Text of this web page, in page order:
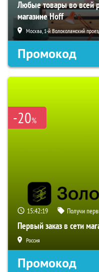
Любые товары во всей
магазине Hoff
Москва, 1-й Волоколамский
Промокод
-20%
15:42:18 Получи
Первый заказ в сети
Россия
Промокод